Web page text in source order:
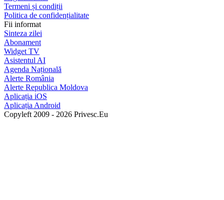
Termeni și condiții
Politica de confidențialitate
Fii informat
Sinteza zilei
Abonament
Widget TV
Asistentul AI
Agenda Națională
Alerte România
Alerte Republica Moldova
Aplicația iOS
Aplicația Android
Copyleft 2009 - 2026 Privesc.Eu